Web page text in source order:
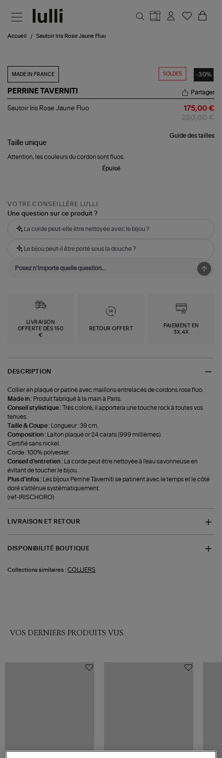
Accueil Sautoir Iris Rose Jaune Fluo
SOLDES -30%
MADE IN FRANCE
PERRINE TAVERNITI
Sautoir
Fluo
Partager
Sautoir Iris Rose Jaune Fluo 175,00 €
Guide des tailles
Taille unique
Attention, les couleurs du cordon sont fluos.
Épuisé
VOTRE CONSEILLÈRE LULLI
Une question sur ce produit ?
La corde peut-elle être nettoyée avec le bijou ?
Le bijou peut-il être porté sous la douche ?
LIVRAISON
OFFERTE DÈS 150
€
RETOUR OFFERT
PAIEMENT EN
3X,4X
DESCRIPTION
Collier en plaqué or patiné avec maillons entrelacés de cordons rose fluo.
Made in : Produit fabriqué à la main à Paris.
Conseil stylistique :Très coloré, il apportera une touche rock à toutes vos
tenues.
Taille & Coupe :
Longueur : 39 cm.
Composition :
Laiton plaqué or 24 carats (999 millièmes).
Certifié sans nickel.
Corde : 100% polyester.
Conseil d'entretien :
La corde peut être nettoyée à l'eau savonneuse en
évitant de toucher le bijou.
Plus d'infos :
Les bijoux Perrine Taverniti se patinent avec le temps et le côté
doré s’atténue systématiquement.
(ref-IRISCHORO)
LIVRAISON ET RETOUR
DISPONIBILITÉ BOUTIQUE
Collections similaires : COLLIERS
VOS DERNIERS PRODUITS VUS